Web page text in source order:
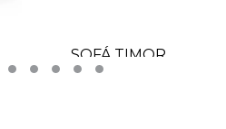
SOFÁ TIMOR